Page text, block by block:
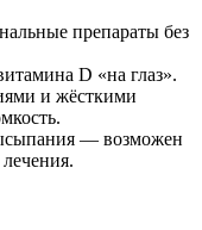
препараты без
D «на глаз».
и жёсткими
— возможен